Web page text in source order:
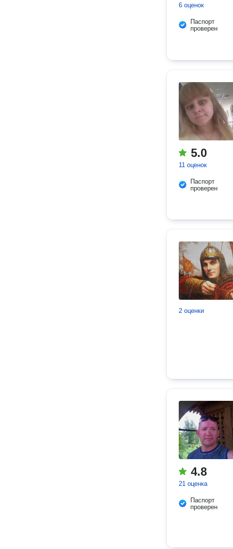
6 оценок
Паспорт
проверен
5.0
11 оценок
Паспорт
проверен
2 оценки
4.8
21 оценка
Паспорт
проверен